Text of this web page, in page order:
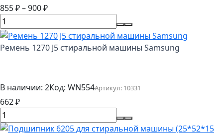
855₽–900₽
Ремень 1270 J5 стиральной машины Samsung
В наличии: 2Код: WN554Артикул: 10331
662₽